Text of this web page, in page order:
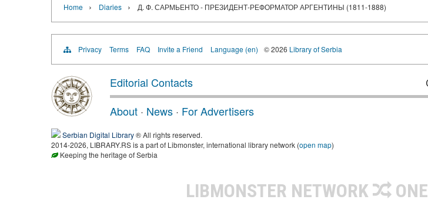
Home › Diaries › Д. Ф. САРМЬЕНТО - ПРЕЗИДЕНТ-РЕФОРМАТОР АРГЕНТИНЫ (1811-1888)
Privacy Terms FAQ Invite a Friend Language (en) © 2026 Library of Serbia
Editorial Contacts
About · News · For Advertisers
Serbian Digital Library® All rights reserved.
2014-2026, LIBRARY.RS is a part of Libmonster, international library network (open map)
Keeping the heritage of Serbia
LIBMONSTER NETWORK